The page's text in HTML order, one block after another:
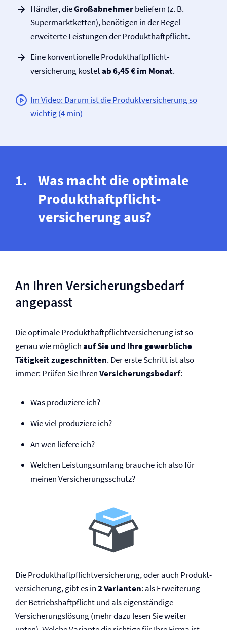
Händler, dieGroßabnehmerbeliefern (z. B.
Supermarktketten), benötigen in der Regel
erweiterte Leistungen der Produkt­haftpflicht.
Eine konventionelle Produkt­haftpflicht­
versicherung kostetab 6,45 € im Monat.
Im Video: Darum ist die Produkt­versicherung so
wichtig (4 min)
Was macht die optimale
Produkt­haftpflicht­
versicherung aus?
An Ihren Versicherungsbedarf
angepasst
Die optimale Produkt­haftpflicht­versicherung ist so
genau wie möglichauf Sie und Ihre gewerbliche
Tätigkeit zugeschnitten. Der erste Schritt ist also
immer: Prüfen Sie IhrenVersicherungsbedarf:
Was produziere ich?
Wie viel produziere ich?
An wen liefere ich?
Welchen Leistungsumfang brauche ich also für
meinen Versicherungsschutz?
Die Produkt­haftpflicht­versicherung, oder auch Produkt­
versicherung, gibt es in2 Varianten: als Erweiterung
der Betriebs­haftpflicht und als eigenständige
Versicherungs­lösung (mehr dazu lesen Sie weiter